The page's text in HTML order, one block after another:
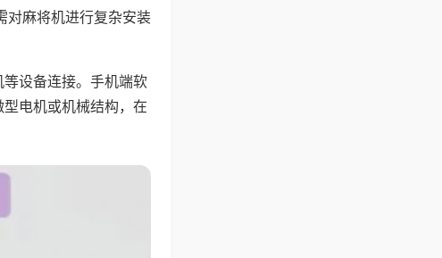
对麻将机进行复杂安装
设备连接。手机端软
电机或机械结构，在